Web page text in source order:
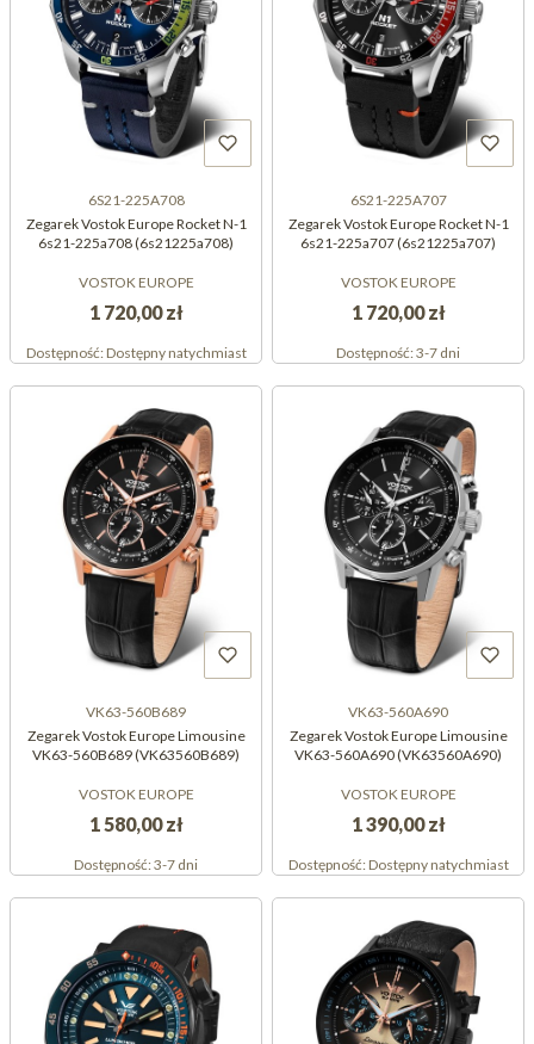
6S21-225A708
Zegarek Vostok Europe Rocket N-1
6s21-225a708 (6s21225a708)
VOSTOK EUROPE
1 720,00 zł
Dostępność:Dostępny natychmiast
6S21-225A707
Zegarek Vostok Europe Rocket N-1
6s21-225a707 (6s21225a707)
VOSTOK EUROPE
1 720,00 zł
Dostępność:3-7 dni
VK63-560B689
Zegarek Vostok Europe Limousine
VK63-560B689 (VK63560B689)
VOSTOK EUROPE
1 580,00 zł
Dostępność:3-7 dni
VK63-560A690
Zegarek Vostok Europe Limousine
VK63-560A690 (VK63560A690)
VOSTOK EUROPE
1 390,00 zł
Dostępność:Dostępny natychmiast